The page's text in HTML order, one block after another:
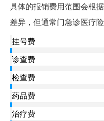
具体的报销费用范围会根
差异，但通常门急诊医疗
挂号费
诊查费
检查费
药品费
治疗费